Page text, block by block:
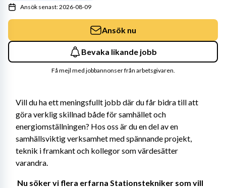
Vill du ha ett meningsfullt jobb där du får bidra till att
göra verklig skillnad både för samhället och
energiomställningen? Hos oss är du en del av en
samhällsviktig verksamhet med spännande projekt,
teknik i framkant och kollegor som värdesätter
varandra.
Nu söker vi flera erfarna Stationstekniker som vill
Ansök senast: 2026-08-09
Ansök nu
Bevaka likande jobb
Få mejl med jobbannonser från arbetsgivaren.